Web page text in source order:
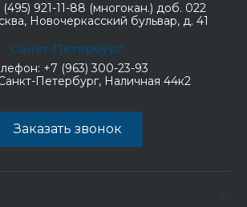
(495) 921-11-88 (многокан.) доб. 022
Новочеркасский бульвар, д. 41
Санкт-Петербург
+7 (963) 300-23-93
Петербург, Наличная 44к2
Заказать звонок